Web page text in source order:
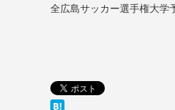
全広島サッカー選手権大学